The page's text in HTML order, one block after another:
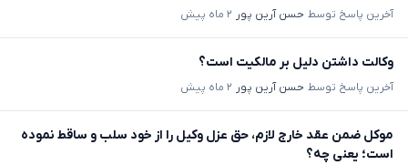
آخرین پاسخ توسط حسن آرین پور ۲ ماه پیش
وکالت داشتن دلیل بر مالکیت است؟
آخرین پاسخ توسط حسن آرین پور ۲ ماه پیش
موکل ضمن عقد خارج لازم، حق عزل وکیل را از خود سلب و ساقط نموده
است؛ یعنی چه؟